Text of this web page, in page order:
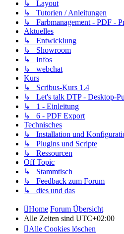
↳ Layout
↳ Tutorien / Anleitungen
↳ Farbmanagement - PDF -
Aktuelles
↳ Entwicklung
↳ Showroom
↳ Infos
↳ webchat
Kurs
↳ Scribus-Kurs 1.4
↳ Let's talk DTP - Desktop-
↳ 1 - Einleitung
↳ 6 - PDF Export
Technisches
↳ Installation und
↳ Plugins und Scripte
↳ Ressourcen
Off Topic
↳ Stammtisch
↳ Feedback zum Forum
↳ dies und das
Home Forum Übersicht
Alle Zeiten sind UTC+02:00
Alle Cookies löschen